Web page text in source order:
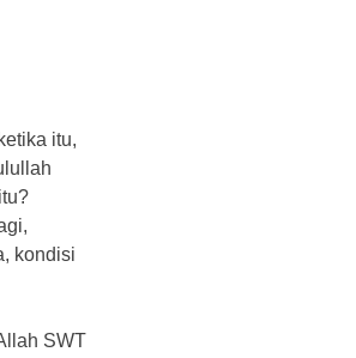
itu,
kondisi
SWT